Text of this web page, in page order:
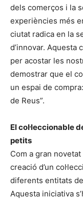
dels comerços i la
experiències més
ciutat radica en la
d’innovar. Aquesta
per acostar les
demostrar que el
un espai de
de Reus”.
El col·leccionable
petits
Com a gran novetat
creació d’un
diferents entitats
Aquesta iniciativa